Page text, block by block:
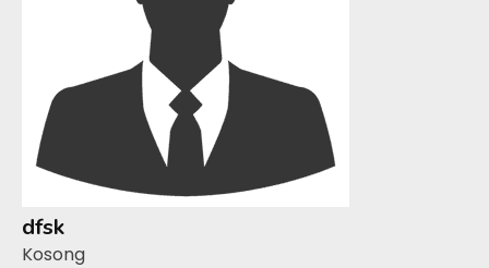
dfsk
Kosong